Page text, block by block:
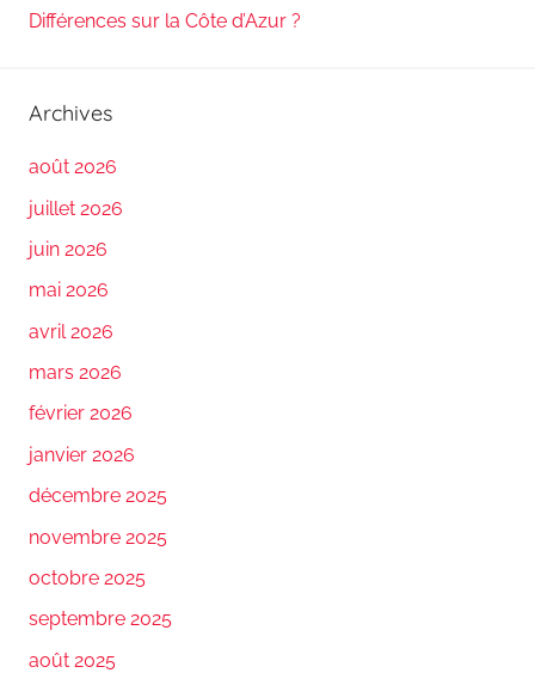
Différences sur la Côte d’Azur ?
Archives
août 2026
juillet 2026
juin 2026
mai 2026
avril 2026
mars 2026
février 2026
janvier 2026
décembre 2025
novembre 2025
octobre 2025
septembre 2025
août 2025